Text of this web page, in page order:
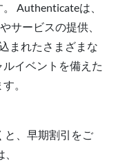
Authenticateは、
サービスの提供、
まれたさまざまな
イベントを備えた
。
と、早期割引をご